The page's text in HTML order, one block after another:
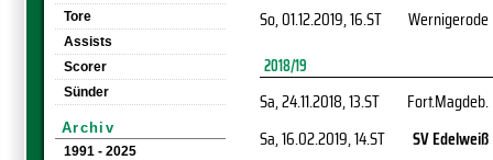
Tore
Assists
Scorer
Sünder
Archiv
1991 - 2025
So, 01.12.2019, 16.ST Wernigerode
2018/19
Sa, 24.11.2018, 13.ST
Fort.Magdeb.
Sa, 16.02.2019, 14.ST SV Edelweiß